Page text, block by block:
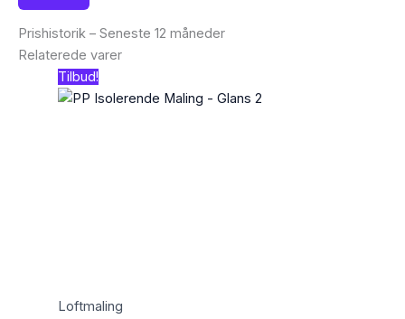
Prishistorik – Seneste 12 måneder
Relaterede varer
Tilbud!
Loftmaling